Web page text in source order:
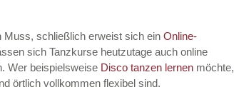
Muss, schließlich erweist sich ein Online-
sich Tanzkurse heutzutage auch online
Wer beispielsweise Disco tanzen lernen möchte,
örtlich vollkommen flexibel sind.